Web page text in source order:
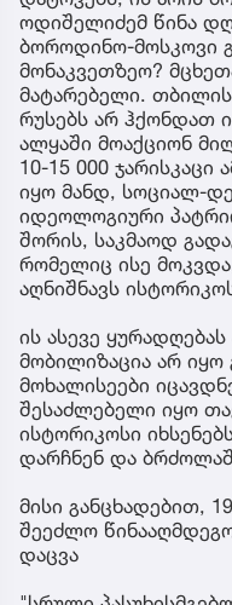
სიმონ
კვინიტაძის
ძალით ალყაში
სტრატეგიულად
მილიონიანი არმია
"თბილისი ისე
კურდღელივით
და კვინიტაძე ჩემი
ჩამოსაგორებელია
რომელიც ბრძოლის
დატოვებს, ის არის
ოდიშელიძემ წინა
ბოროდინო-მოსკოვი
მონაკვეთზეო?
მატარებელი.
რუსებს არ ჰქონდათ
ალყაში მოაქციონ
10-15 000 ჯარისკაცი
იყო მანდ, სოციალ-
იდეოლოგიური
შორის, საკმაოდ
რომელიც ისე
აღნიშნავს